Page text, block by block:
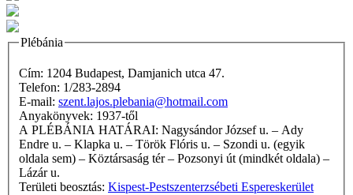
Plébánia
Cím: 1204 Budapest, Damjanich utca 47.
Telefon: 1/283-2894
E-mail: szent.lajos.plebania@hotmail.com
Anyakönyvek: 1937-től
A PLÉBÁNIA HATÁRAI: Nagysándor József u. – Ady
Endre u. – Klapka u. – Török Flóris u. – Szondi u. (egyik
oldala sem) – Köztársaság tér – Pozsonyi út (mindkét oldala) –
Lázár u.
Területi beosztás: Kispest-Pestszenterzsébeti Espereskerület